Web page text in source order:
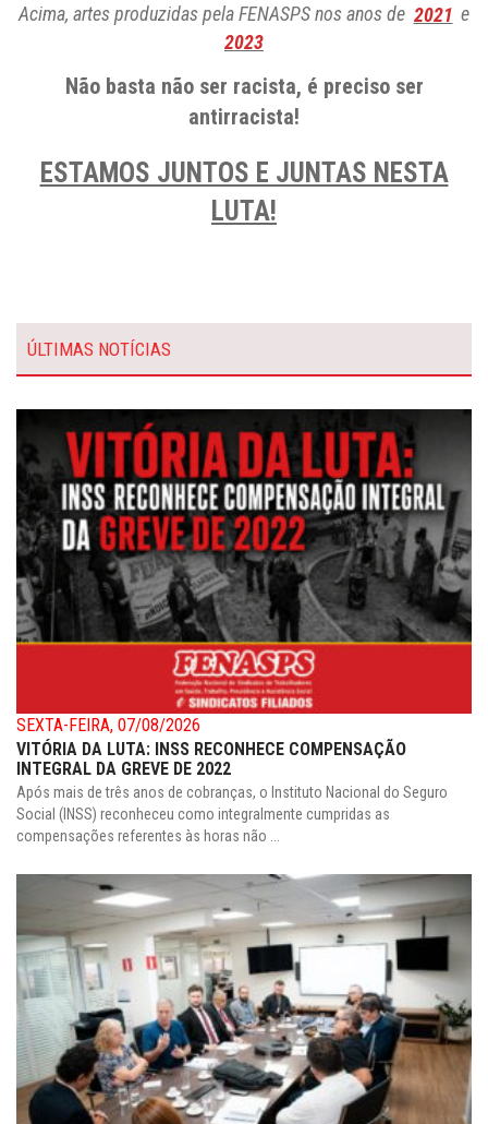
Acima, artes produzidas pela FENASPS nos anos de 2021 e
2023
Não basta não ser racista, é preciso ser
antirracista!
ESTAMOS JUNTOS E JUNTAS NESTA
LUTA!
ÚLTIMAS NOTÍCIAS
SEXTA-FEIRA, 07/08/2026
VITÓRIA DA LUTA: INSS RECONHECE COMPENSAÇÃO
INTEGRAL DA GREVE DE 2022
Após mais de três anos de cobranças, o Instituto Nacional do Seguro
Social (INSS) reconheceu como integralmente cumpridas as
compensações referentes às horas não ...